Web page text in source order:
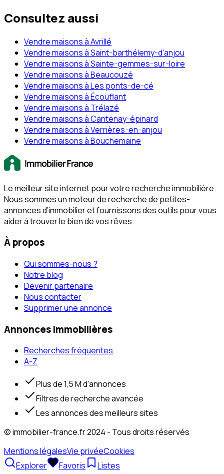
Consultez aussi
Vendre maisons à Avrillé
Vendre maisons à Saint-barthélemy-d'anjou
Vendre maisons à Sainte-gemmes-sur-loire
Vendre maisons à Beaucouzé
Vendre maisons à Les ponts-de-cé
Vendre maisons à Écouflant
Vendre maisons à Trélazé
Vendre maisons à Cantenay-épinard
Vendre maisons à Verrières-en-anjou
Vendre maisons à Bouchemaine
Le meilleur site internet pour votre recherche immobilière.
Nous sommes un moteur de recherche de petites-
annonces d‘immobilier et fournissons des outils pour vous
aider à trouver le bien de vos rêves.
À propos
Qui sommes-nous ?
Notre blog
Devenir partenaire
Nous contacter
Supprimer une annonce
Annonces immobilières
Recherches fréquentes
A-Z
Plus de 1,5 M d'annonces
Filtres de recherche avancée
Les annonces des meilleurs sites
© immobilier-france.fr 2024 - Tous droits réservés
Mentions légalesVie privéeCookies
Explorer
Favoris Listes